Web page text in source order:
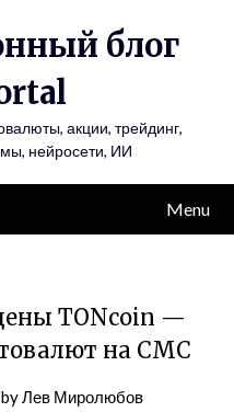
блог
акции, трейдинг,
нейросети, ИИ
Menu
TONcoin —
на CMC
byЛев Миролюбов